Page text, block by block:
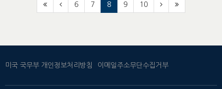
6 7 8 9 10
미국 국무부 개인정보처리방침 이메일주소무단수집거부